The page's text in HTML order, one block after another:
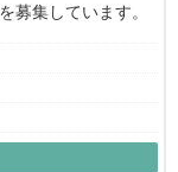
募集しています。